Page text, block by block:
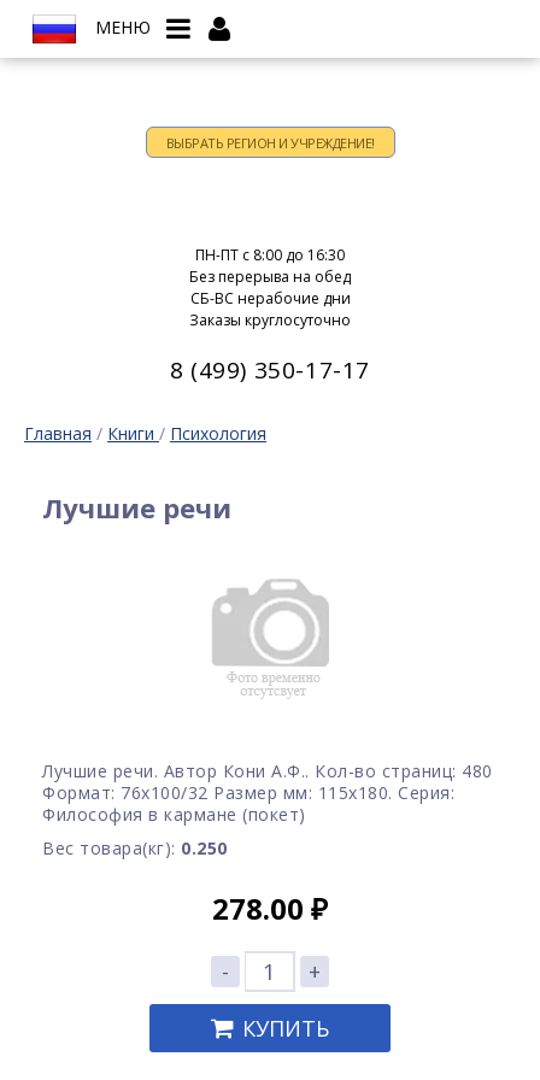
МЕНЮ
ВЫБРАТЬ РЕГИОН И УЧРЕЖДЕНИЕ!
ПН-ПТ c 8:00 до 16:30
Без перерыва на обед
СБ-ВС нерабочие дни
Заказы круглосуточно
8 (499) 350-17-17
Главная / Книги / Психология
Лучшие речи
Лучшие речи. Автор Кони А.Ф.. Кол-во страниц: 480
Формат: 76x100/32 Размер мм: 115х180. Серия:
Философия в кармане (покет)
Вес товара(кг): 0.250
278.00 ₽
-
+
КУПИТЬ